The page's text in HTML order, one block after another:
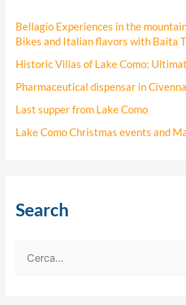
Bellagio Experiences in the
Bikes and Italian flavors with Baita
Historic Villas of Lake Como:
Pharmaceutical dispensar in Civenna
Last supper from Lake Como
Lake Como Christmas events and
Search